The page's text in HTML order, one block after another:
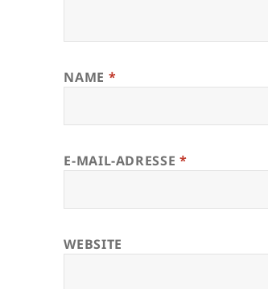
NAME *
E-MAIL-ADRESSE *
WEBSITE